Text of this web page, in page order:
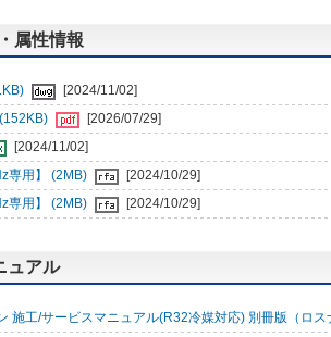
属性情報
[2024/11/02]
[2026/07/29]
[2024/11/02]
専用】 (2MB)
[2024/10/29]
専用】 (2MB)
[2024/10/29]
ュアル
施工/サービスマニュアル(R32冷媒対応) 別冊版（ロ